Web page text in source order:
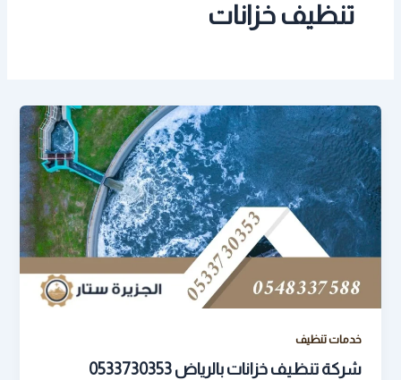
تنظيف خزانات
خدمات تنظيف
شركة تنظيف خزانات بالرياض 0533730353